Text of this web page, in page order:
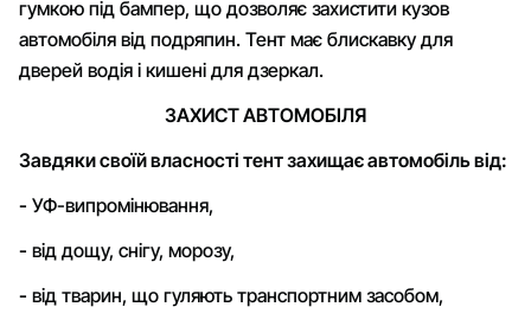
гумкою під бампер, що дозволяє захистити кузов
автомобіля від подряпин. Тент має блискавку для
дверей водія і кишені для дзеркал.
ЗАХИСТ АВТОМОБІЛЯ
Завдяки своїй власності тент захищає автомобіль від:
- УФ-випромінювання,
- від дощу, снігу, морозу,
- від тварин, що гуляють транспортним засобом,